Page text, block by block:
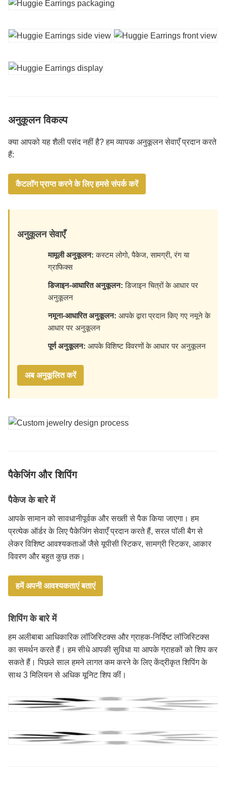
अनुकूलन विकल्प
क्या आपको यह शैली पसंद नहीं है? हम व्यापक अनुकूलन सेवाएँ प्रदान करते
हैं:
कैटलॉग प्राप्त करने के लिए हमसे संपर्क करें
अनुकूलन सेवाएँ
मामूली अनुकूलन: कस्टम लोगो, पैकेज, सामग्री, रंग या
ग्राफिक्स
डिजाइन-आधारित अनुकूलन: डिजाइन चित्रों के आधार पर
अनुकूलन
नमूना-आधारित अनुकूलन: आपके द्वारा प्रदान किए गए नमूने के
आधार पर अनुकूलन
पूर्ण अनुकूलन: आपके विशिष्ट विवरणों के आधार पर अनुकूलन
अब अनुकूलित करें
पैकेजिंग और शिपिंग
पैकेज के बारे में
आपके सामान को सावधानीपूर्वक और सख्ती से पैक किया जाएगा। हम
प्रत्येक ऑर्डर के लिए पैकेजिंग सेवाएँ प्रदान करते हैं, सरल पॉली बैग से
लेकर विशिष्ट आवश्यकताओं जैसे यूपीसी स्टिकर, सामग्री स्टिकर, आकार
विवरण और बहुत कुछ तक।
हमें अपनी आवश्यकताएं बताएं
शिपिंग के बारे में
हम अलीबाबा आधिकारिक लॉजिस्टिक्स और ग्राहक-निर्दिष्ट लॉजिस्टिक्स
का समर्थन करते हैं। हम सीधे आपकी सुविधा या आपके ग्राहकों को शिप कर
सकते हैं। पिछले साल हमने लागत कम करने के लिए केंद्रीकृत शिपिंग के
साथ 3 मिलियन से अधिक यूनिट शिप कीं।